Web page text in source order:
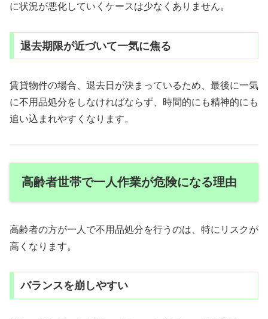
に状況が悪化していくケースは少なくありません。
退去期限が近づいて一気に焦る
賃貸物件の場合、退去日が決まっているため、最後に一気
に不用品処分をしなければならず、時間的にも精神的にも
追い込まれやすくなります。
高齢者世帯で一人作業が危険になる理由
高齢者の方が一人で不用品処分を行うのは、特にリスクが
高くなります。
バランスを崩しやすい